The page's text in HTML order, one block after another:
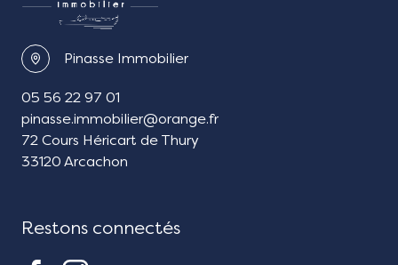
Pinasse Immobilier
05 56 22 97 01
pinasse.immobilier@orange.fr
72 Cours Héricart de Thury
33120 Arcachon
Restons connectés